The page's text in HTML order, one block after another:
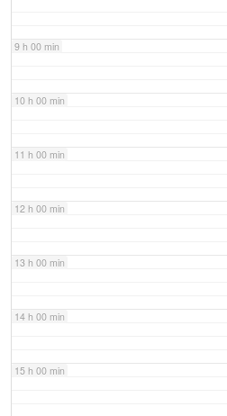
9 h 00 min
10 h 00 min
11 h 00 min
12 h 00 min
13 h 00 min
14 h 00 min
15 h 00 min